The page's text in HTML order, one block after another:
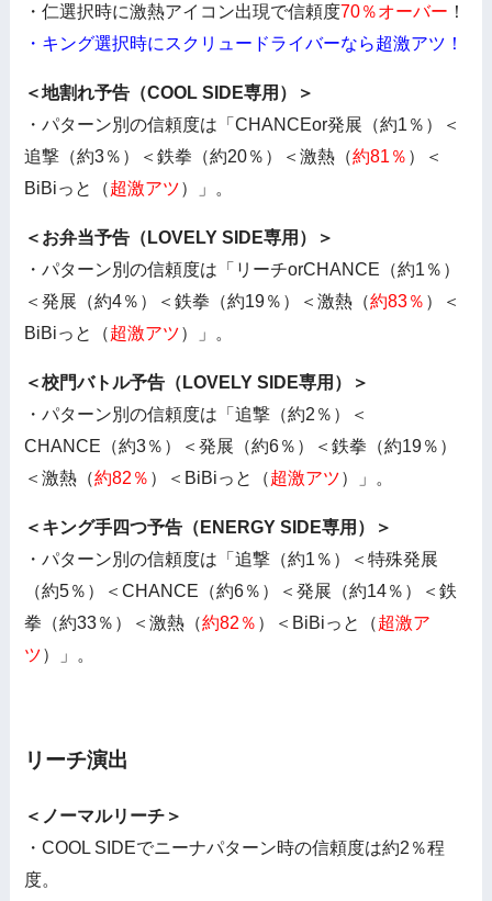
・仁選択時に激熱アイコン出現で信頼度70％オーバー ！
・キング選択時にスクリュードライバーなら超激アツ！
＜地割れ予告（COOL SIDE専用）＞
・パターン別の信頼度は「CHANCEor発展（約1％）＜
追撃（約3％）＜鉄拳（約20％）＜激熱（約81％ ）＜
BiBiっと（超激アツ）」。
＜お弁当予告（LOVELY SIDE専用）＞
・パターン別の信頼度は「リーチorCHANCE（約1％）
＜発展（約4％）＜鉄拳（約19％）＜激熱（約83％ ）＜
BiBiっと（超激アツ）」。
＜校門バトル予告（LOVELY SIDE専用）＞
・パターン別の信頼度は「追撃（約2％）＜
CHANCE（約3％）＜発展（約6％）＜鉄拳（約19％）
＜激熱（約82％ ）＜BiBiっと（超激アツ）」。
＜キング手四つ予告（ENERGY SIDE専用）＞
・パターン別の信頼度は「追撃（約1％）＜特殊発展
（約5％）＜CHANCE（約6％）＜発展（約14％）＜鉄
拳（約33％）＜激熱（約82％ ）＜BiBiっと（超激ア
ツ）」。
リーチ演出
＜ノーマルリーチ＞
・COOL SIDEでニーナパターン時の信頼度は約2％程
度。